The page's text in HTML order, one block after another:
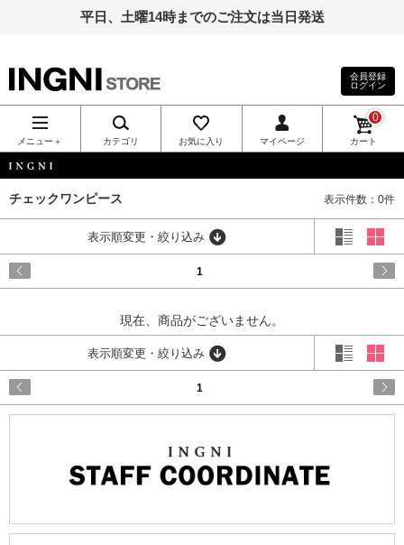
平日、土曜14時までのご注文は当日発送
INGNI（イン
グ）公式通
販｜INGNI
STORE
会員登録
ログイン
メニュー＋ カテゴリ お気に入り マイページ カート
0
チェックワンピース 表示件数：0件
表示順変更・絞り込み
1
現在、商品がございません。
表示順変更・絞り込み
1